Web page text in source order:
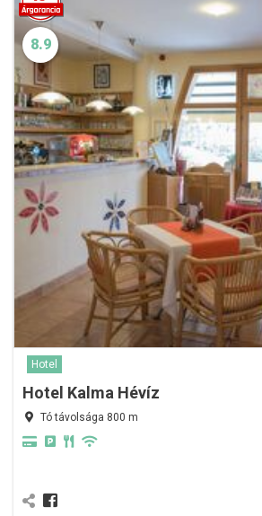
8.9
Hotel
Hotel Kalma Hévíz
Tó távolsága 800 m